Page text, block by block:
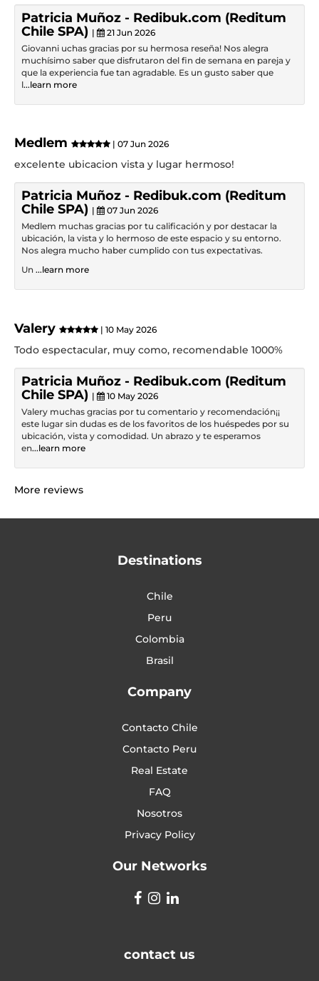
Patricia Muñoz - Redibuk.com (Reditum
Chile SPA) |
21 Jun 2026
Giovanni uchas gracias por su hermosa reseña! Nos alegra
muchísimo saber que disfrutaron del fin de semana en pareja y
que la experiencia fue tan agradable. Es un gusto saber que
l...learn more
Medlem | 07 Jun 2026
excelente ubicacion vista y lugar hermoso!
Patricia Muñoz - Redibuk.com (Reditum
Chile SPA) |
07 Jun 2026
Medlem muchas gracias por tu calificación y por destacar la
ubicación, la vista y lo hermoso de este espacio y su entorno.
Nos alegra mucho haber cumplido con tus expectativas.
Un ...learn more
Valery | 10 May 2026
Todo espectacular, muy como, recomendable 1000%
Patricia Muñoz - Redibuk.com (Reditum
Chile SPA) |
10 May 2026
Valery muchas gracias por tu comentario y recomendación¡¡
este lugar sin dudas es de los favoritos de los huéspedes por su
ubicación, vista y comodidad. Un abrazo y te esperamos
en...learn more
More reviews
Destinations
Chile
Peru
Colombia
Brasil
Company
Contacto Chile
Contacto Peru
Real Estate
FAQ
Nosotros
Privacy Policy
Our Networks
contact us